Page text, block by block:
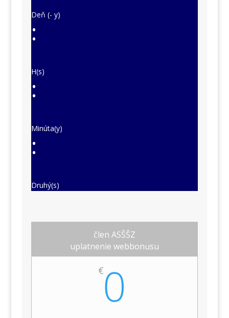
Deň (- y)
:
H(s)
:
Minúta(y)
:
Druhý(s)
člen ASŠŠZ
uplatnenie webbonusu
€0